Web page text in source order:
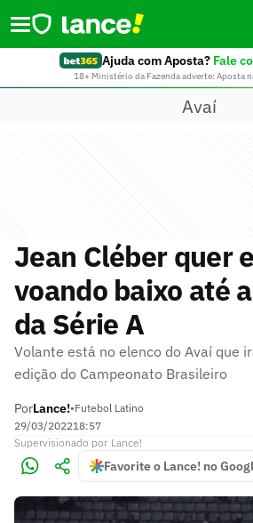
Ajuda com Aposta? Fale
18+ Ministério da Fazenda adverte: Aposta
Avaí
Jean Cléber quer
voando baixo até
da Série A
Volante está no elenco do Avaí que
edição do Campeonato Brasileiro
PorLance!•Futebol Latino
29/03/202218:57
Supervisionado por Lance!
Favorite o Lance! no